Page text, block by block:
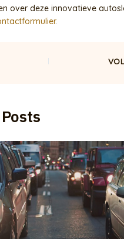
over deze innovatieve
.